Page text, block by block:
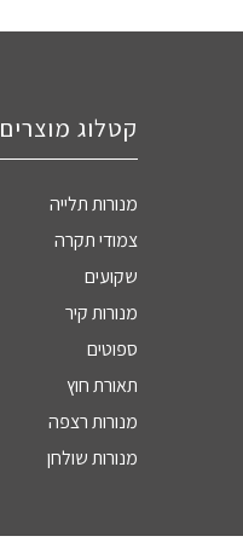
קטלוג מוצרים
מנורות תלייה
צמודי תקרה
שקועים
מנורות קיר
ספוטים
תאורת חוץ
מנורות רצפה
מנורות שולחן